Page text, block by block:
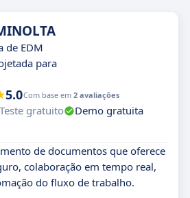
de EDM
para
5.0Com base em 2 avaliações
Teste gratuito
Demo gratuita
de documentos que oferece
colaboração em tempo real,
do fluxo de trabalho.